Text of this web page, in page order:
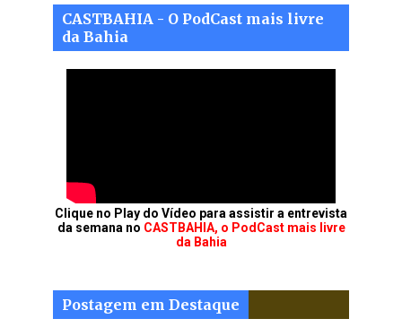
CASTBAHIA - O PodCast mais livre
da Bahia
Clique no Play do Vídeo para assistir a entrevista
da semana no CASTBAHIA, o PodCast mais livre
da Bahia
Postagem em Destaque